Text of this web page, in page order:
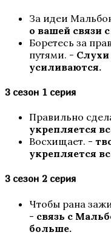
Пси
За идеи
о вашей связи
Боретесь за
путями. - Слухи
усиливаются.
3 сезон 1 серия
Правильно
укрепляется
Восхищает. -
укрепляется
3 сезон 2 серия
Чтобы рана
- связь с
больше.